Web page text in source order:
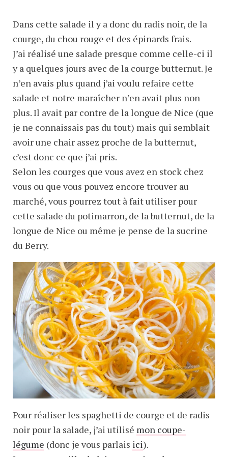
Dans cette salade il y a donc du radis noir, de la
courge, du chou rouge et des épinards frais.
J’ai réalisé une salade presque comme celle-ci il
y a quelques jours avec de la courge butternut. Je
n’en avais plus quand j’ai voulu refaire cette
salade et notre maraîcher n’en avait plus non
plus. Il avait par contre de la longue de Nice (que
je ne connaissais pas du tout) mais qui semblait
avoir une chair assez proche de la butternut,
c’est donc ce que j’ai pris.
Selon les courges que vous avez en stock chez
vous ou que vous pouvez encore trouver au
marché, vous pourrez tout à fait utiliser pour
cette salade du potimarron, de la butternut, de la
longue de Nice ou même je pense de la sucrine
du Berry.
Pour réaliser les spaghetti de courge et de radis
noir pour la salade, j’ai utilisé mon coupe-
légume (donc je vous parlais ici).